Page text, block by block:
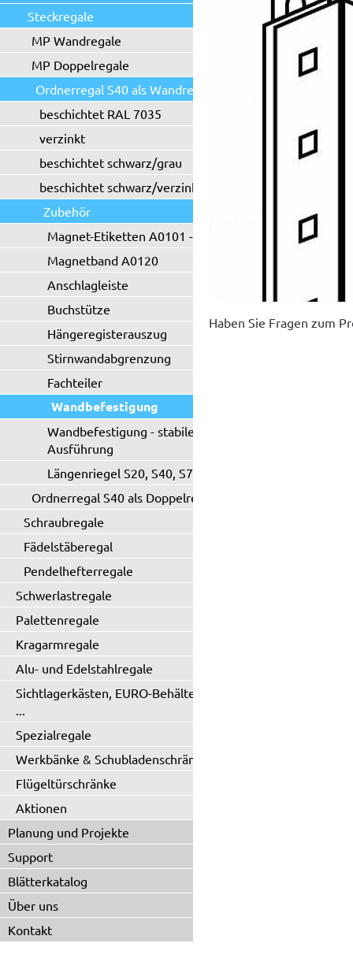
Steckregale
MP Wandregale
MP Doppelregale
Ordnerregal S40 als Wandregal
beschichtet RAL 7035
verzinkt
beschichtet schwarz/grau
beschichtet schwarz/verzinkt
Zubehör
Magnet-Etiketten A0101 - A0102
Magnetband A0120
Anschlagleiste
Buchstütze
Hängeregisterauszug
Stirnwandabgrenzung
Fachteiler
Wandbefestigung
Wandbefestigung - stabile
Ausführung
Längenriegel S20, S40, S71
Ordnerregal S40 als Doppelregal
Schraubregale
Fädelstäberegal
Pendelhefterregale
Schwerlastregale
Palettenregale
Kragarmregale
Alu- und Edelstahlregale
Sichtlagerkästen, EURO-Behälter
...
Spezialregale
Werkbänke & Schubladenschränke
Flügeltürschränke
Aktionen
Planung und Projekte
Support
Blätterkatalog
Über uns
Kontakt
Haben Sie Fragen zum